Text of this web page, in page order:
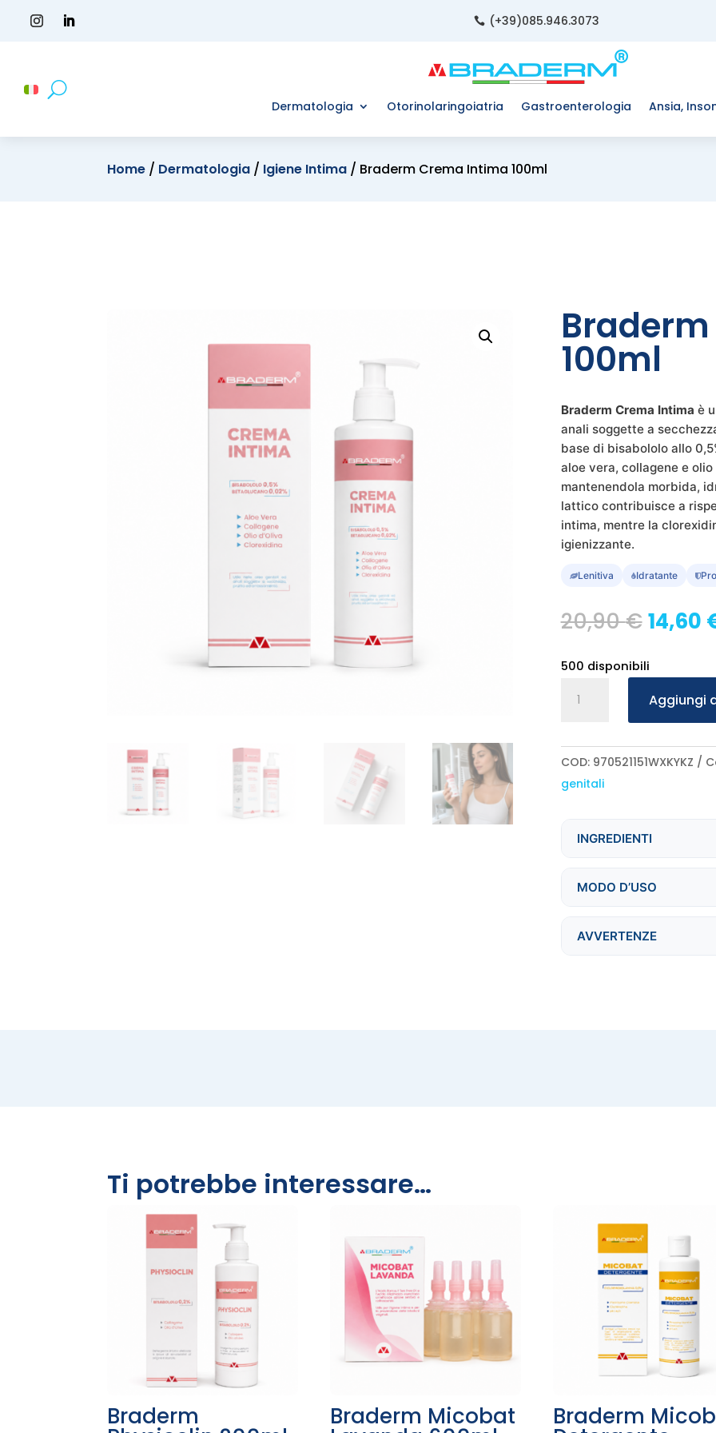
 (+39)085.946.3073
Dermatologia Otorinolaringoiatria Gastroenterologia Ansia,
Home / Dermatologia / Igiene Intima / Braderm Crema Intima 100ml
100ml
Braderm Crema Intima è
anali soggette a
base di bisabololo allo
aloe vera, collagene e
mantenendola morbida,
lattico contribuisce a
intima, mentre la
igienizzante.
Lenitiva Idratante
20,90€ Il
era:
20,90
14,60
500 disponibili
Crema
100ml
quantità
Aggiungi
COD: 970521151WXKYKZ
genitali
INGREDIENTI
MODO D’USO
AVVERTENZE
Ti potrebbe interessare…
Braderm Braderm Micobat Braderm